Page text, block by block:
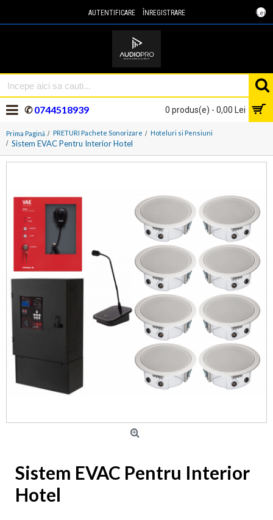
Lei
AUTENTIFICARE ÎNREGISTRARE
0 produs(e) - 0,00 Lei
✆0744518939
Prima Pagină PRETURI Pachete Sonorizare Hoteluri si Pensiuni
Sistem EVAC Pentru Interior Hotel
Sistem EVAC Pentru Interior
Hotel